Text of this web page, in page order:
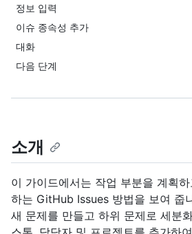
정보 입력
이슈 종속성 추가
대화
다음 단계
소개
이 가이드에서는 작업 부분을 계획
하는 GitHub Issues 방법을 보여 줍
새 문제를 만들고 하위 문제로 세분